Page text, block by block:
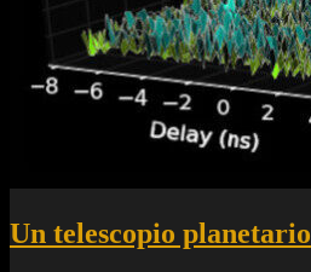
Un telescopio planetario